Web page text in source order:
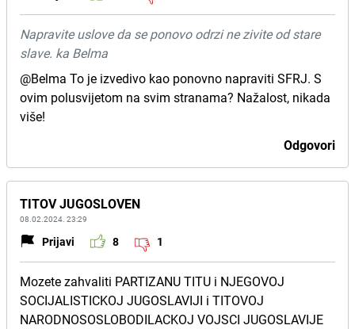
Napravite uslove da se ponovo odrzi ne zivite od stare
slave. ka Belma
@Belma To je izvedivo kao ponovno napraviti SFRJ. S
ovim polusvijetom na svim stranama? Nažalost, nikada
više!
Odgovori
TITOV JUGOSLOVEN
08.02.2024. 23:29
Prijavi 8 1
Mozete zahvaliti PARTIZANU TITU i NJEGOVOJ
SOCIJALISTICKOJ JUGOSLAVIJI i TITOVOJ
NARODNOSOSLOBODILACKOJ VOJSCI JUGOSLAVIJE